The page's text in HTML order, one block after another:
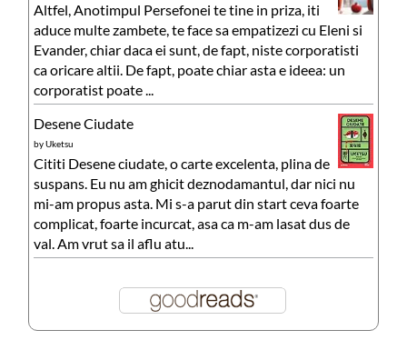
Altfel, Anotimpul Persefonei te tine in priza, iti
aduce multe zambete, te face sa empatizezi cu Eleni si
Evander, chiar daca ei sunt, de fapt, niste corporatisti
ca oricare altii. De fapt, poate chiar asta e ideea: un
corporatist poate ...
Desene Ciudate
byUketsu
Cititi Desene ciudate, o carte excelenta, plina de
suspans. Eu nu am ghicit deznodamantul, dar nici nu
mi-am propus asta. Mi s-a parut din start ceva foarte
complicat, foarte incurcat, asa ca m-am lasat dus de
val. Am vrut sa il aflu atu...